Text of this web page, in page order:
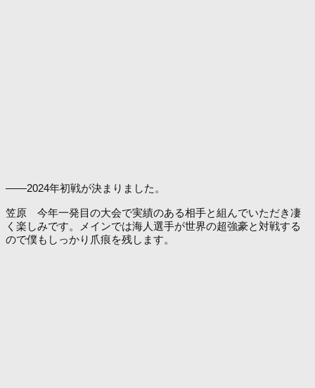
――2024年初戦が決まりました。
笠原 今年一発目の大会で実績のある相手と組んでいただき凄
く楽しみです。メインでは海人選手が世界の超強豪と対戦する
ので僕もしっかり爪痕を残します。